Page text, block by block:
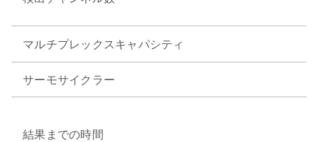
マルチプレックスキャパシティ
サーモサイクラー
結果までの時間